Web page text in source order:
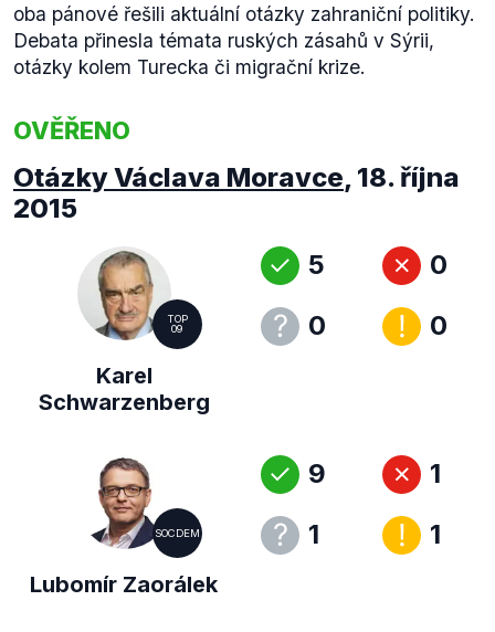
oba pánové řešili aktuální otázky zahraniční politiky.
Debata přinesla témata ruských zásahů v Sýrii,
otázky kolem Turecka či migrační krize.
OVĚŘENO
Otázky Václava Moravce, 18. října
2015
TOP
09
Karel
Schwarzenberg
5
0
0
0
SOCDEM
Lubomír Zaorálek
9
1
1
1